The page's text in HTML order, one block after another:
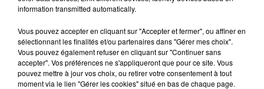
information transmitted automatically.
Vous pouvez accepter en cliquant sur "Accepter et fermer", ou affiner en
sélectionnant les finalités et/ou partenaires dans "Gérer mes choix".
Vous pouvez également refuser en cliquant sur "Continuer sans
accepter". Vos préférences ne s'appliqueront que pour ce site. Vous
pouvez mettre à jour vos choix, ou retirer votre consentement à tout
moment via le lien "Gérer les cookies" situé en bas de chaque page.